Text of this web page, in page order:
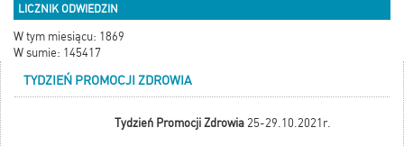
LICZNIK ODWIEDZIN
W tym miesiącu: 1869
W sumie: 145417
TYDZIEŃ PROMOCJI ZDROWIA
Tydzień Promocji Zdrowia 25-29.10.2021r.